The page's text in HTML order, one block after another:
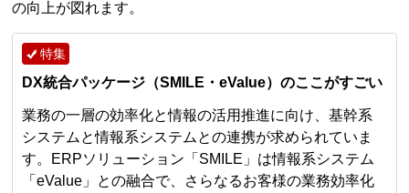
の向上が図れます。
特集
DX統合パッケージ（SMILE・eValue）のここがすごい
業務の一層の効率化と情報の活用推進に向け、基幹系
システムと情報系システムとの連携が求められていま
す。ERPソリューション「SMILE」は情報系システム
「eValue」との融合で、さらなるお客様の業務効率化